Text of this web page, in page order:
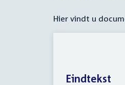
Hier vindt u
Eindtekst